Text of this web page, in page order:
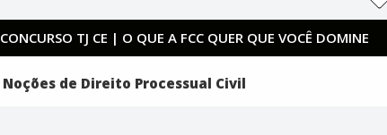
CONCURSO TJ CE | O QUE A FCC QUER QUE VOCÊ DOMINE
Noções de Direito Processual Civil